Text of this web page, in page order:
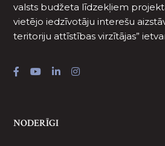
valsts budžeta līdzekļiem
vietējo iedzīvotāju interešu
teritoriju attīstības virzītājas”
NODERĪGI